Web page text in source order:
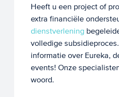
Heeft u een project of
extra financiële
dienstverlening
volledige
informatie over Eureka,
events! Onze
woord.